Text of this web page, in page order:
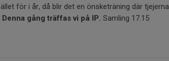
för i år, då blir det en önsketräning där tjejerna
Denna gång träffas vi på IP. Samling 17.15